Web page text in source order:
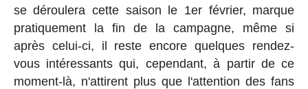
se déroulera cette saison le 1er février, marque
pratiquement la fin de la campagne, même si
après celui-ci, il reste encore quelques rendez-
vous intéressants qui, cependant, à partir de ce
moment-là, n'attirent plus que l'attention des fans